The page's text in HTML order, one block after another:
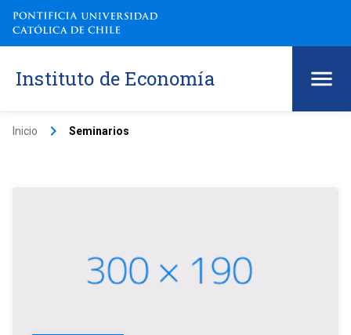
Instituto de Economía
Inicio keyboard_arrow_right Seminarios